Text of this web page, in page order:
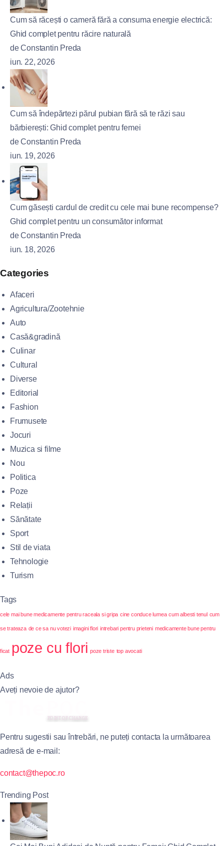
Cum să răcești o cameră fără a consuma energie electrică:
Ghid complet pentru răcire naturală
de Constantin Preda
iun. 22, 2026
Cum să îndepărtezi părul pubian fără să te răzi sau
bărbierești: Ghid complet pentru femei
de Constantin Preda
iun. 19, 2026
Cum găsești cardul de credit cu cele mai bune recompense?
Ghid complet pentru un consumător informat
de Constantin Preda
iun. 18, 2026
Categories
Afaceri
Agricultura/Zootehnie
Auto
Casă&gradină
Culinar
Cultural
Diverse
Editorial
Fashion
Frumusete
Jocuri
Muzica si filme
Nou
Politica
Poze
Relații
Sănătate
Sport
Stil de viata
Tehnologie
Turism
Tags
cele mai bune medicamente pentru raceala si gripa cine conduce lumea cum albesti tenul cum
se trateaza de ce sa nu votezi imagini flori intrebari pentru prieteni medicamente bune pentru
ficat poze cu flori poze triste top avocati
Ads
Aveți nevoie de ajutor?
Pentru sugestii sau întrebări, ne puteți contacta la următoarea
adresă de e-mail:
contact@thepoc.ro
Trending Post